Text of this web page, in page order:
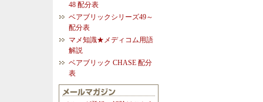
48 配分表
ベアブリックシリーズ49～
配分表
マメ知識★メディコム用語
解説
ベアブリック CHASE 配分
表